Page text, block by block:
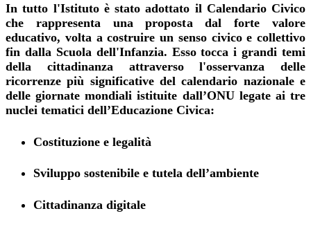
In tutto l'Istituto è stato adottato il Calendario Civico
che rappresenta una proposta dal forte valore
educativo, volta a costruire un senso civico e collettivo
fin dalla Scuola dell'Infanzia. Esso tocca i grandi temi
della cittadinanza attraverso l'osservanza delle
ricorrenze più significative del calendario nazionale e
delle giornate mondiali istituite dall’ONU legate ai tre
nuclei tematici dell’Educazione Civica:
Costituzione e legalità
Sviluppo sostenibile e tutela dell’ambiente
Cittadinanza digitale